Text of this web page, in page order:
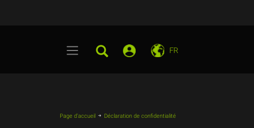
FR
Page d'accueil Déclaration de confidentialité